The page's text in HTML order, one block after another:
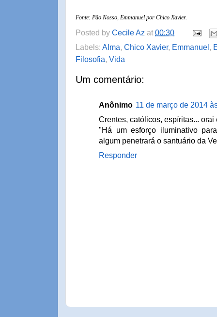
Fonte: Pão Nosso, Emmanuel por Chico Xavier.
Posted by Cecile Az at 00:30
Labels: Alma, Chico Xavier, Emmanuel ,
Filosofia, Vida
Um comentário:
Anônimo 11 de março de 2014
Crentes, católicos, espíritas... orai
"Há um esforço iluminativo
algum penetrará o santuário da
Responder